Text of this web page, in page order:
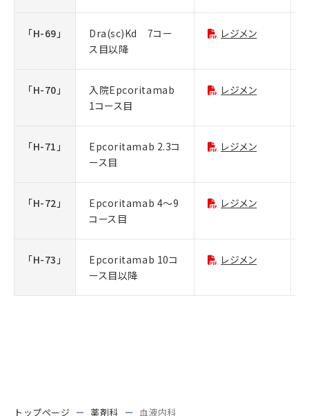
「H-69」
Dra(sc)Kd 7コー
ス目以降
レジメン
「H-70」
入院Epcoritamab
1コース目
レジメン
「H-71」
Epcoritamab 2.3コ
ース目
レジメン
「H-72」
Epcoritamab 4～9
コース目
レジメン
「H-73」
Epcoritamab 10コ
ース目以降
レジメン
トップページ 薬剤科 血液内科